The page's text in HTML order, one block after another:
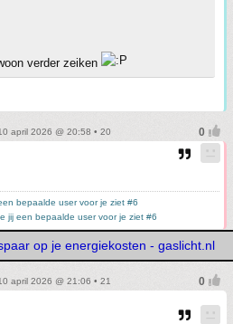
verder zeiken
april 2026 @ 20:58 • 20
bepaalde user voor je ziet #6
jij een bepaalde user voor je ziet #6
op je energiekosten - gaslicht.nl
april 2026 @ 21:06 • 21